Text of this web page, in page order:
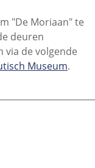
"De Moriaan" te
deuren
via de volgende
Museum.